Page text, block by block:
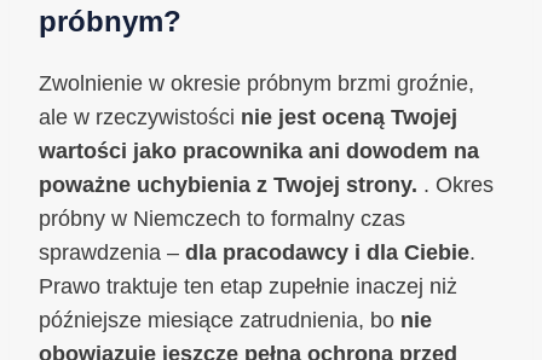
próbnym?
Zwolnienie w okresie próbnym brzmi groźnie,
ale w rzeczywistości nie jest oceną Twojej
wartości jako pracownika ani dowodem na
poważne uchybienia z Twojej strony. . Okres
próbny w Niemczech to formalny czas
sprawdzenia – dla pracodawcy i dla Ciebie.
Prawo traktuje ten etap zupełnie inaczej niż
późniejsze miesiące zatrudnienia, bo nie
obowiązuje jeszcze pełna ochrona przed